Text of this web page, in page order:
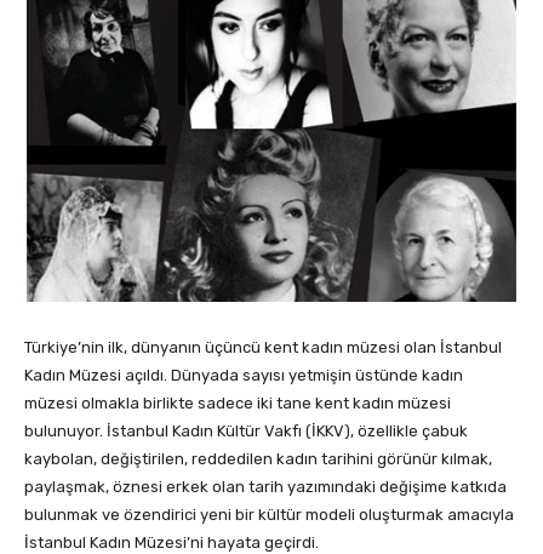
Türkiye’nin ilk, dünyanın üçüncü kent kadın müzesi olan İstanbul
Kadın Müzesi açıldı. Dünyada sayısı yetmişin üstünde kadın
müzesi olmakla birlikte sadece iki tane kent kadın müzesi
bulunuyor. İstanbul Kadın Kültür Vakfı (İKKV), özellikle çabuk
kaybolan, değiştirilen, reddedilen kadın tarihini görünür kılmak,
paylaşmak, öznesi erkek olan tarih yazımındaki değişime katkıda
bulunmak ve özendirici yeni bir kültür modeli oluşturmak amacıyla
İstanbul Kadın Müzesi’ni hayata geçirdi.